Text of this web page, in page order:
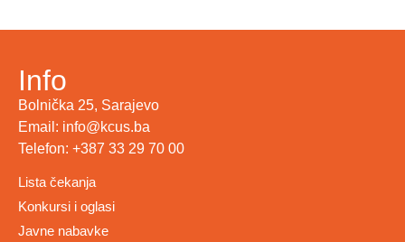
Info
Bolnička 25, Sarajevo
Email: info@kcus.ba
Telefon: +387 33 29 70 00
Lista čekanja
Konkursi i oglasi
Javne nabavke